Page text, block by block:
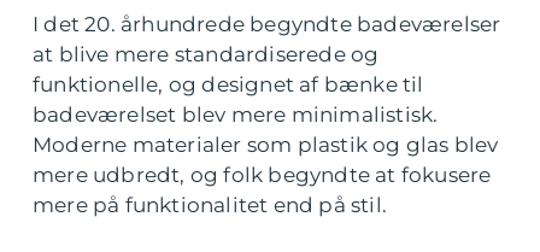
I det 20. århundrede begyndte badeværelser
at blive mere standardiserede og
funktionelle, og designet af bænke til
badeværelset blev mere minimalistisk.
Moderne materialer som plastik og glas blev
mere udbredt, og folk begyndte at fokusere
mere på funktionalitet end på stil.